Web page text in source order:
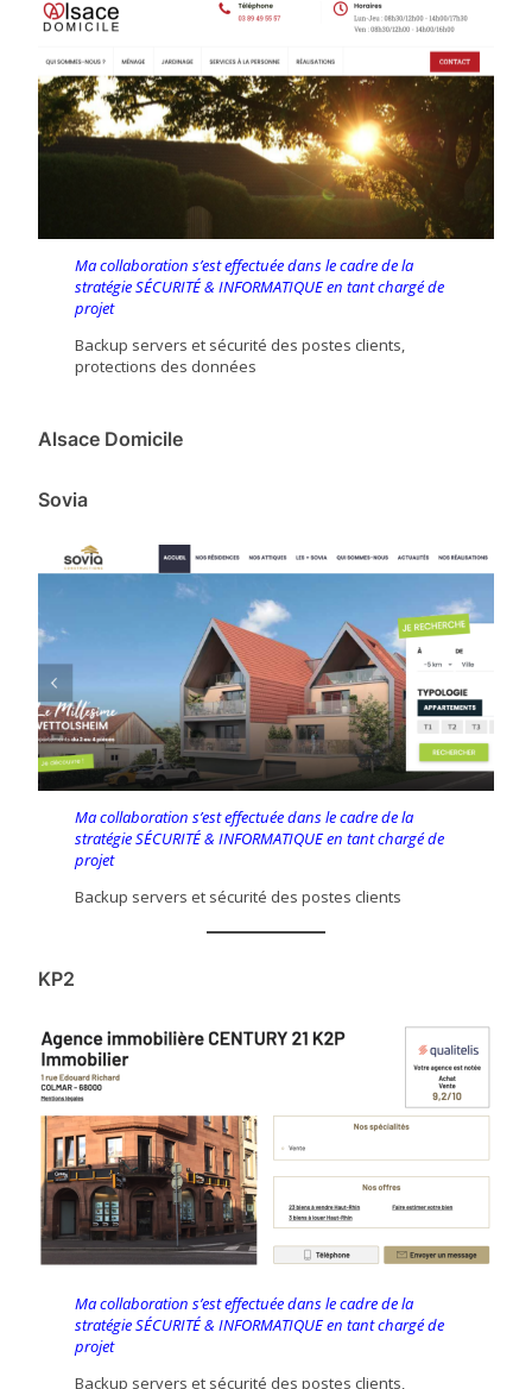
Ma collaboration s’est effectuée dans le cadre de la
stratégie SÉCURITÉ & INFORMATIQUE en tant chargé de
projet
Backup servers et sécurité des postes clients,
protections des données
Alsace Domicile
Sovia
Ma collaboration s’est effectuée dans le cadre de la
stratégie SÉCURITÉ & INFORMATIQUE en tant chargé de
projet
Backup servers et sécurité des postes clients
KP2
Ma collaboration s’est effectuée dans le cadre de la
stratégie SÉCURITÉ & INFORMATIQUE en tant chargé de
projet
Backup servers et sécurité des postes clients,